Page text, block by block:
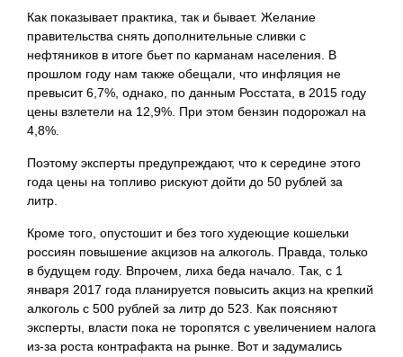
Как показывает практика, так и бывает. Желание
правительства снять дополнительные сливки с
нефтяников в итоге бьет по карманам населения. В
прошлом году нам также обещали, что инфляция не
превысит 6,7%, однако, по данным Росстата, в 2015 году
цены взлетели на 12,9%. При этом бензин подорожал на
4,8%.
Поэтому эксперты предупреждают, что к середине этого
года цены на топливо рискуют дойти до 50 рублей за
литр.
Кроме того, опустошит и без того худеющие кошельки
россиян повышение акцизов на алкоголь. Правда, только
в будущем году. Впрочем, лиха беда начало. Так, с 1
января 2017 года планируется повысить акциз на крепкий
алкоголь с 500 рублей за литр до 523. Как поясняют
эксперты, власти пока не торопятся с увеличением налога
из-за роста контрафакта на рынке. Вот и задумались